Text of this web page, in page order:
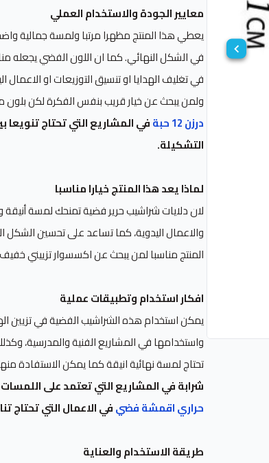
معايير الجودة والاستخدام العملي
يعطي هذا المنتج مظهرا مرتبا ولمسة جمالية
في الشكل النهائي. كما ان اللون الفضي يجعله
في تغليف الهدايا او تنسيق التوزيعات او الاعمال
ولمن يبحث عن خيار قريب بنفس الفكرة لكن بلون
درزن 12 حبة
في المشاريع التي تحتاج
التشكيلة.
لماذا يعد هذا المنتج خيارا مناسبا
لان دلايات شراشيب حرير فضية تمنحك لمسة أنيقة
والاعمال اليدوية، كما تساعد على تحسين
المنتج مناسبا لمن يبحث عن اكسسوار تزييني
افكار استخدام وتطبيقات عملية
يمكن استخدام هذه الشراشيب الفضية في تزيين
واستخدامها في المشاريع الفنية والمدرسية،
تحتاج لمسة نهائية انيقة كما يمكن الاستفادة
شرابة في المشاريع التي تعتمد على اللمسات
حراري اقمشة فضيفي الاعمال التي تحتاج
طريقة الاستخدام والعناية